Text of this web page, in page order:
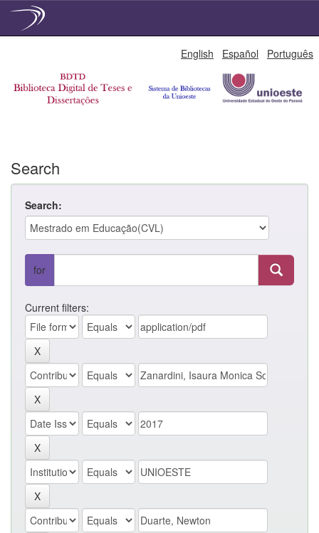
English Español Português
Search
Search:
for
Current filters: